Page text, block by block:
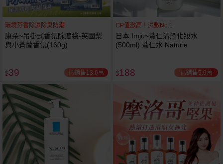
環境芬香除濕除臭防潮
康朵~吊掛式香氛除濕袋-英國梨
與小蒼蘭香氛(160g)
$39 已銷售13.6萬
CP值激高！濕敷No.1
日本 Imju~薏仁清潤化妝水
(500ml) 薏仁水 Naturie
$188 已銷售5.9萬